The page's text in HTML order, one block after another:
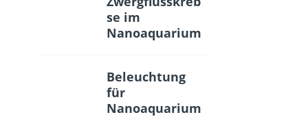
se im
Nanoaquarium
Beleuchtung
für
Nanoaquarium